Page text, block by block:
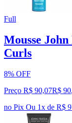
Full
Mousse
Curls
8% OFF
Preço R$ 90,07R$ 90,
no Pix Ou 1x de R$